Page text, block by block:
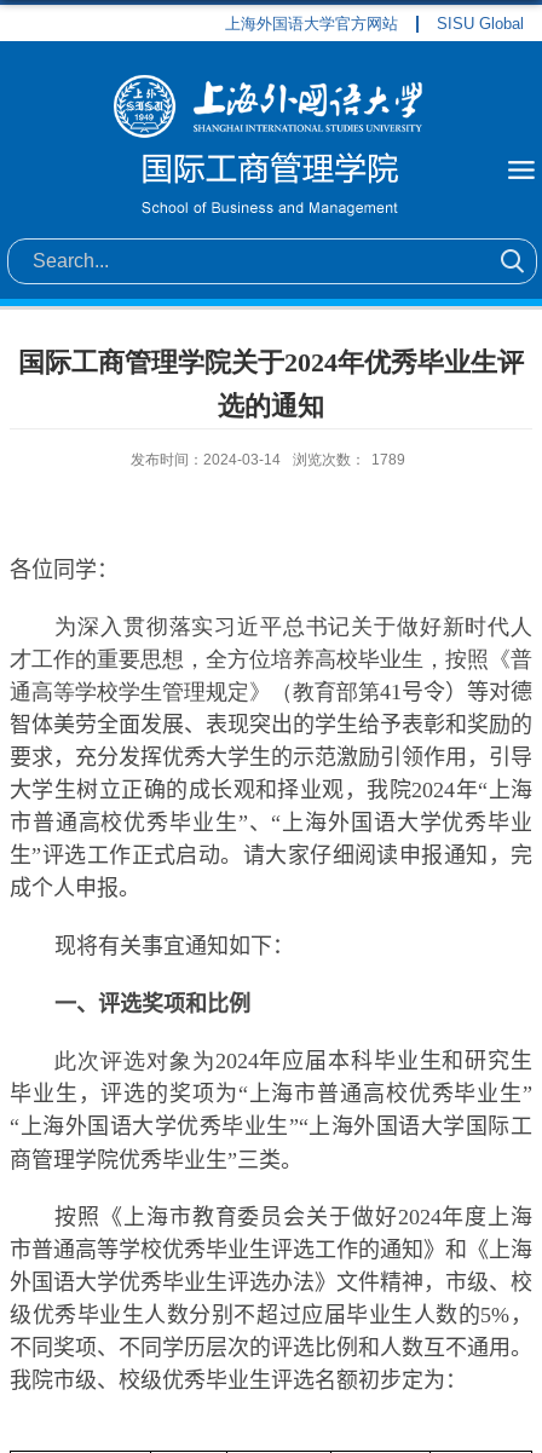
上海外国语大学官方网站 SISU Global
国际工商管理学院关于2024年优秀毕业生评
选的通知
发布时间：2024-03-14 浏览次数： 1789
各位同学：
为深入贯彻落实习近平总书记关于做好新时代人
才工作的重要思想，全方位培养高校毕业生，按照《普
通高等学校学生管理规定》（教育部第41 号令）等对德
智体美劳全面发展、表现突出的学生给予表彰和奖励的
要求，充分发挥优秀大学生的示范激励引领作用，引导
大学生树立正确的成长观和择业观，我 院2024年“上海
市普通高校优秀毕业生”、“上海外国语大学优秀毕业
生”评选工作正式启动。 请大家仔细阅读申报通知，完
成个人申报。
现将有关事宜通知如下：
一、评选奖项和比例
此次评选对象为2024年应届本科毕业生和研究生
毕业生，评选的奖项为“上海市普通高校优秀毕业生”
“上海外国语大学优秀毕业生”“上海外国语大学国际工
商管理学院优秀毕业生”三类。
按照《上海市教育委员会关于做好2024年度上海
市普通高等学校优秀毕业生评选工作的通知》和《上海
外国语大学优秀毕业生评选办法》文件精神，市级、校
级优秀毕业生人数分别不超过应届毕业生人数的5% ，
不同奖项、不同学历层次的评选比例和人数互不通用。
我院市级、校级优秀毕业生评选名额初步定为：